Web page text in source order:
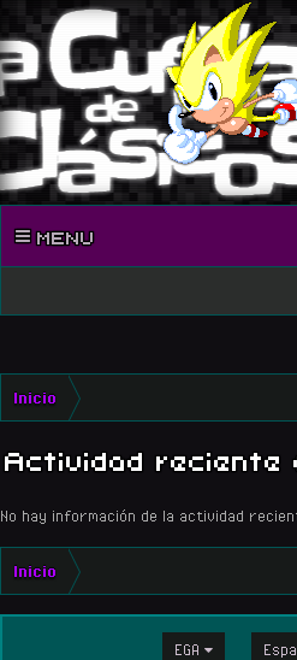
MENU
Inicio
Actividad reciente
No hay información de la actividad
Inicio
EGA